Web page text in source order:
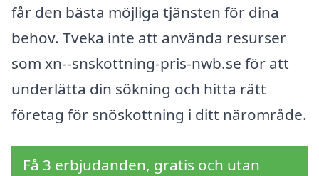
får den bästa möjliga tjänsten för dina
behov. Tveka inte att använda resurser
som xn--snskottning-pris-nwb.se för att
underlätta din sökning och hitta rätt
företag för snöskottning i ditt närområde.
Få 3 erbjudanden, gratis och utan